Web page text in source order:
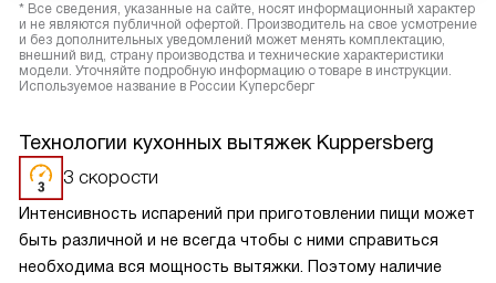
* Все сведения, указанные на сайте, носят информационный характер
и не являются публичной офертой. Производитель на свое усмотрение
и без дополнительных уведомлений может менять комплектацию,
внешний вид, страну производства и технические характеристики
модели. Уточняйте подробную информацию о товаре в инструкции.
Используемое название в России Куперсберг
Технологии кухонных вытяжек Kuppersberg
3 скорости
Интенсивность испарений при приготовлении пищи может
быть различной и не всегда чтобы с ними справиться
необходима вся мощность вытяжки. Поэтому наличие